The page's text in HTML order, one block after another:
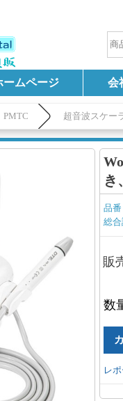
ームページ 会
PMTC 超音波スケー
き
品
総
販
数
レ